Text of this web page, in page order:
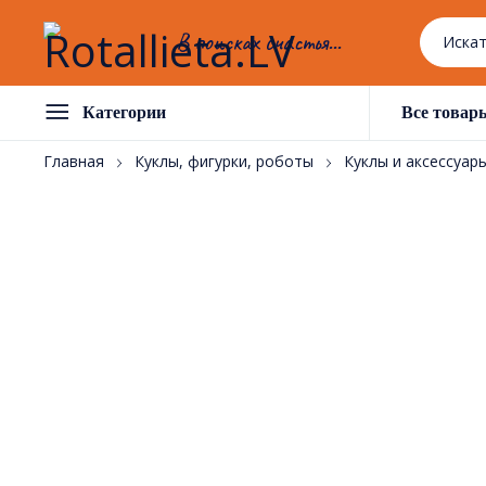
В поисках счастья...
Категории Все
Главная Куклы, фигурки, роботы Куклы и